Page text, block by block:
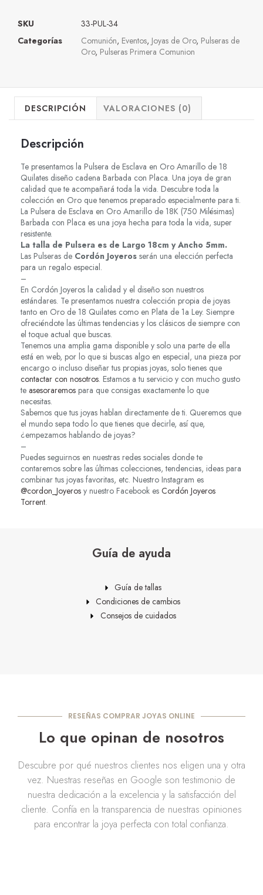
SKU
33-PUL-34
Categorías
Comunión, Eventos, Joyas de Oro, Pulseras de
Oro, Pulseras Primera Comunion
DESCRIPCIÓN VALORACIONES (0)
Descripción
Te presentamos la Pulsera de Esclava en Oro Amarillo de 18
Quilates diseño cadena Barbada con Placa. Una joya de gran
calidad que te acompañará toda la vida. Descubre toda la
colección en Oro que tenemos preparado especialmente para ti.
La Pulsera de Esclava en Oro Amarillo de 18K (750 Milésimas)
Barbada con Placa es una joya hecha para toda la vida, super
resistente.
La talla de Pulsera es de Largo 18cm y Ancho 5mm.
Las Pulseras de Cordón Joyeros serán una elección perfecta
para un regalo especial.
–
En Cordón Joyeros la calidad y el diseño son nuestros
estándares. Te presentamos nuestra colección propia de joyas
tanto en Oro de 18 Quilates como en Plata de 1a Ley. Siempre
ofreciéndote las últimas tendencias y los clásicos de siempre con
el toque actual que buscas.
Tenemos una amplia gama disponible y solo una parte de ella
está en web, por lo que si buscas algo en especial, una pieza por
encargo o incluso diseñar tus propias joyas, solo tienes que
contactar con nosotros. Estamos a tu servicio y con mucho gusto
te asesoraremos para que consigas exactamente lo que
necesitas.
Sabemos que tus joyas hablan directamente de ti. Queremos que
el mundo sepa todo lo que tienes que decirle, así que,
¿empezamos hablando de joyas?
–
Puedes seguirnos en nuestras redes sociales donde te
contaremos sobre las últimas colecciones, tendencias, ideas para
combinar tus joyas favoritas, etc. Nuestro Instagram es
@cordon_Joyeros y nuestro Facebook es Cordón Joyeros
Torrent.
Guía de ayuda
Guía de tallas
Condiciones de cambios
Consejos de cuidados
RESEÑAS COMPRAR JOYAS ONLINE
Lo que opinan de nosotros
Descubre por qué nuestros clientes nos eligen una y otra
vez. Nuestras reseñas en Google son testimonio de
nuestra dedicación a la excelencia y la satisfacción del
cliente. Confía en la transparencia de nuestras opiniones
para encontrar la joya perfecta con total confianza.